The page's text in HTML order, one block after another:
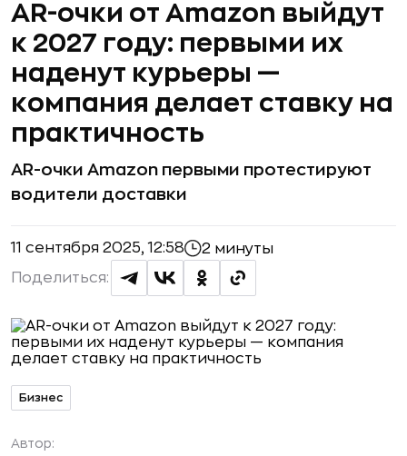
AR-очки от Amazon выйдут
к 2027 году: первыми их
наденут курьеры —
компания делает ставку на
практичность
AR-очки Amazon первыми протестируют
водители доставки
11 сентября 2025, 12:58 2 минуты
Поделиться:
Бизнес
Автор: